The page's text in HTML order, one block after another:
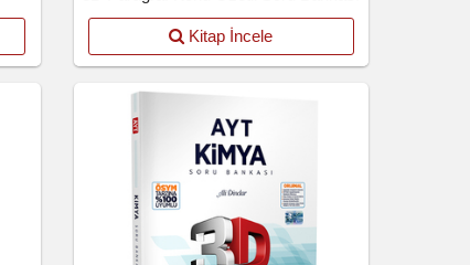
Kitap İncele